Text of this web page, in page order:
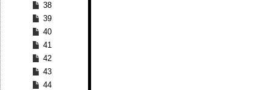
38
39
40
41
42
43
44